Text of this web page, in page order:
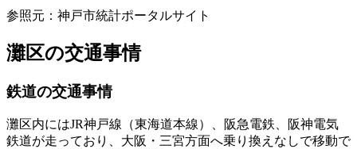
参照元：神戸市統計ポータルサイト
灘区の交通事情
鉄道の交通事情
灘区内にはJR神戸線（東海道本線）、阪急電鉄、阪神電気
鉄道が走っており、大阪・三宮方面へ乗り換えなしで移動で